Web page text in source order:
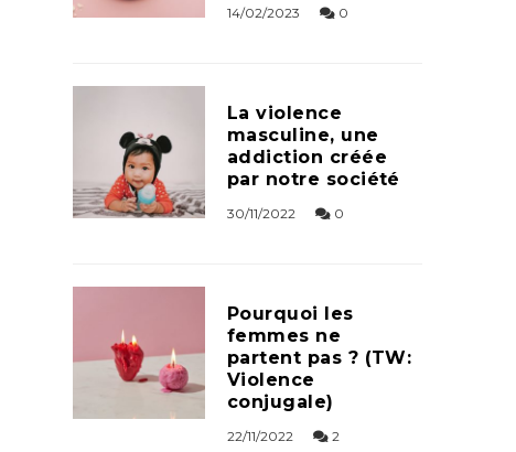
14/02/2023 0
La violence
masculine, une
addiction créée
par notre société
30/11/2022 0
Pourquoi les
femmes ne
partent pas ? (TW:
Violence
conjugale)
22/11/2022 2